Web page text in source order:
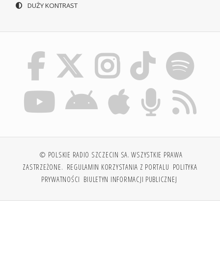
DUŻY KONTRAST
© POLSKIE RADIO SZCZECIN SA. WSZYSTKIE PRAWA
ZASTRZEŻONE. REGULAMIN KORZYSTANIA Z PORTALU POLITYKA
PRYWATNOŚCI BIULETYN INFORMACJI PUBLICZNEJ